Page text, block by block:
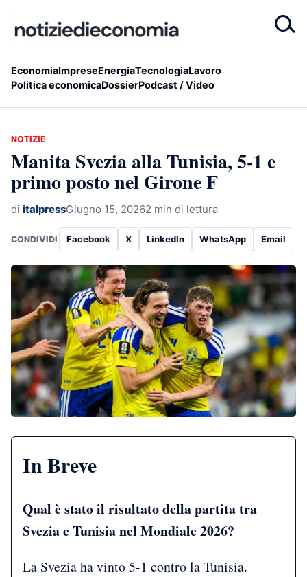
EconomiaImpreseEnergiaTecnologiaLavoro
Politica economicaDossierPodcast / Video
NOTIZIE
Manita Svezia alla Tunisia, 5-1 e
primo posto nel Girone F
di italpressGiugno 15, 20262 min di lettura
CONDIVIDI Facebook X LinkedIn WhatsApp Email
In Breve
Qual è stato il risultato della partita tra
Svezia e Tunisia nel Mondiale 2026?
La Svezia ha vinto 5-1 contro la Tunisia.